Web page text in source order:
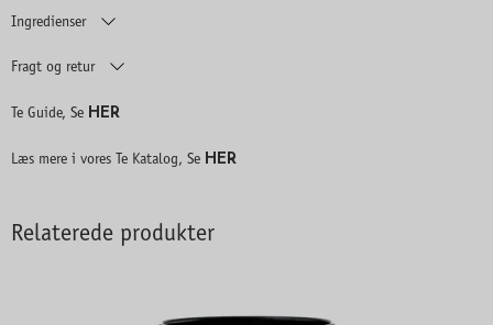
Ingredienser
Fragt og retur
Te Guide, Se HER
Læs mere i vores Te Katalog, Se HER
Relaterede produkter